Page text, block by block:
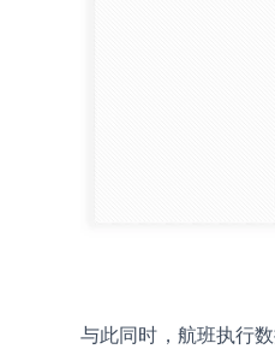
与此同时，航班执行